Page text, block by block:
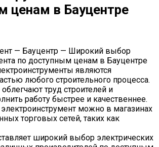
ценам в Бауцентре
— Бауцентр — Широкий выбор
по доступным ценам в Бауцентре
являются
любого строительного процесса.
труд строителей и
работу быстрее и качественнее.
можно в магазинах
торговых сетей, таких как
широкий выбор электрических